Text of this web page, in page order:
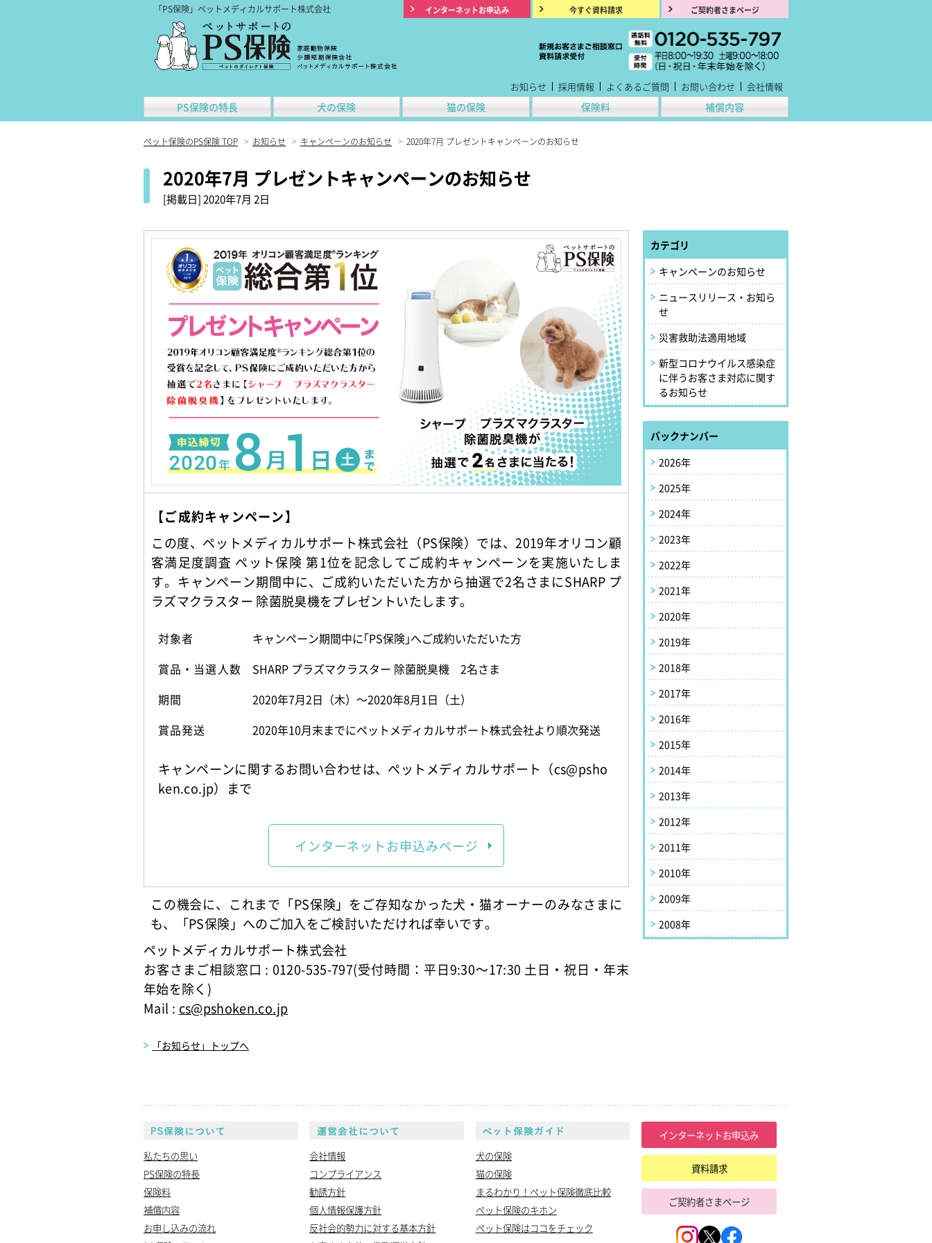
「PS保険」ペットメディカルサポート株式会社 インターネットお申込み 今すぐ資料請求 ご契約者さまページ
PS保険の特長 犬の保険 猫の保険 保険料 補償内容
お知らせ 採用情報 よくあるご質問 お問い合わせ 会社情報
ペット保険のPS保険 TOP > お知らせ > キャンペーンのお知らせ > 2020年7月 プレゼントキャンペーンのお知らせ
2020年7月 プレゼントキャンペーンのお知らせ
[掲載日]2020年7月 2日
【ご成約キャンペーン】
この度、ペットメディカルサポート株式会社（PS保険）では、2019年オリコン顧
客満足度調査 ペット保険 第1位を記念してご成約キャンペーンを実施いたしま
す。キャンペーン期間中に、ご成約いただいた方から抽選で2名さまにSHARP プ
ラズマクラスター 除菌脱臭機をプレゼントいたします。
対象者
キャンペーン期間中に｢PS保険｣へご成約いただいた方
賞品・当選人数
SHARP プラズマクラスター 除菌脱臭機 2名さま
期間
2020年7月2日（木）～2020年8月1日（土）
賞品発送
2020年10月末までにペットメディカルサポート株式会社より順次発送
キャンペーンに関するお問い合わせは、ペットメディカルサポート（cs@psho
ken.co.jp）まで
インターネット お申込みページ
この機会に、これまで「PS保険」をご存知なかった犬・猫オーナーのみなさまに
も、「PS保険」へのご加入をご検討いただければ幸いです。
ペットメディカルサポート株式会社
お客さまご相談窓口 : 0120-535-797(受付時間：平日9:30～17:30 土日・祝日・年末
年始を除く)
Mail : cs@pshoken.co.jp
「お知らせ」トップへ
カテゴリ
キャンペーンのお知らせ
ニュースリリース・お知ら
せ
災害救助法適用地域
新型コロナウイルス感染症
に伴うお客さま対応に関す
るお知らせ
バックナンバー
2026年
2025年
2024年
2023年
2022年
2021年
2020年
2019年
2018年
2017年
2016年
2015年
2014年
2013年
2012年
2011年
2010年
2009年
2008年
PS保険について
私たちの思い
PS保険の特長
保険料
補償内容
お申し込みの流れ
運営会社について
会社情報
コンプライアンス
勧誘方針
個人情報保護方針
反社会的勢力に対する基本方針
ペット保険ガイド
犬の保険
猫の保険
まるわかり！ペット保険徹底比較
ペット保険のキホン
ペット保険はココをチェック
インターネットお申込み
資料請求
ご契約者さまページ